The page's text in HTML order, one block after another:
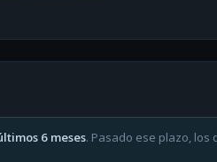
6 meses. Pasado ese plazo, los